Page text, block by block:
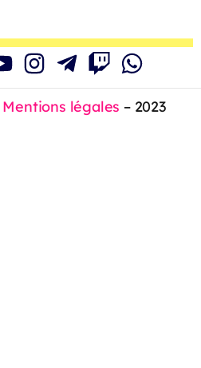
Mentions légales – 2023